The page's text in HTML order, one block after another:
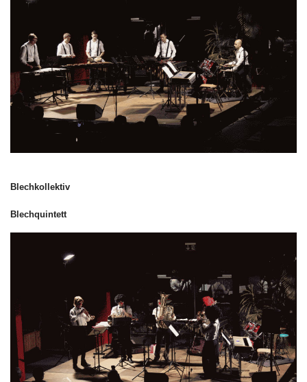
Blechkollektiv
Blechquintett